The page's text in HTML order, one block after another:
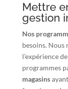
Mettre
gestion
Nos
besoins. Nous
l’expérience
programmes
magasins